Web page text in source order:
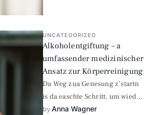
UNCATEGORIZED
Alkoholentgiftung – a
umfassender medizinischer
Ansatz zur Körperreinigung
Da Weg zua Genesung z’startn
is da easchte Schritt, um wieda
Kontrolle üba dei Lebn z’kriagn.
by Anna Wagner